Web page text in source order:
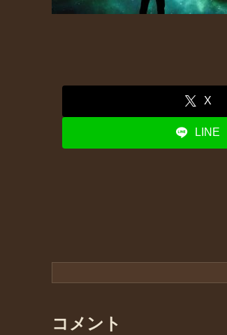
X
LINE
コメント